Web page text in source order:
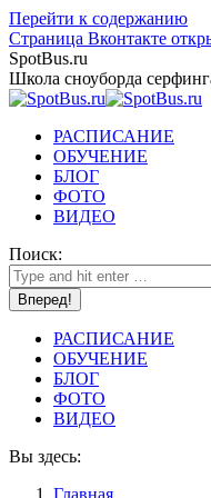
Перейти к содержанию
Страница Вконтакте
SpotBus.ru
Школа сноуборда
РАСПИСАНИЕ
ОБУЧЕНИЕ
БЛОГ
ФОТО
ВИДЕО
Поиск:
РАСПИСАНИЕ
ОБУЧЕНИЕ
БЛОГ
ФОТО
ВИДЕО
Вы здесь:
Главная